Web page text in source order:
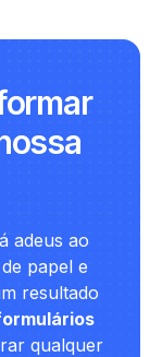
adeus ao
papel e
resultado
qualquer